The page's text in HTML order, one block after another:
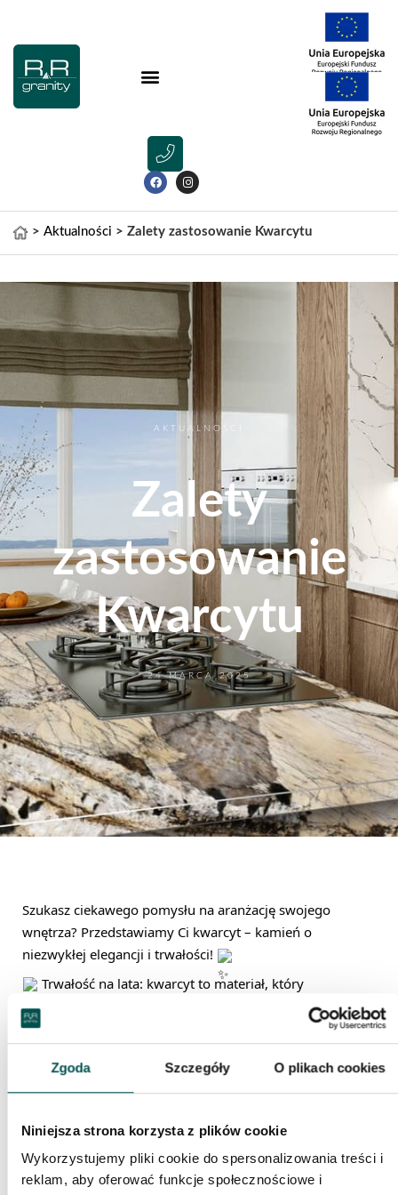
Zgoda Szczegóły O plikach cookies
Niniejsza strona korzysta z plików cookie
Wykorzystujemy pliki cookie do spersonalizowania treści i
reklam, aby oferować funkcje społecznościowe i
> Aktualności > Zalety zastosowanie Kwarcytu
AKTUALNOŚCI
Zalety
zastosowanie
Kwarcytu
24 MARCA 2025
Szukasz ciekawego pomysłu na aranżację swojego
wnętrza? Przedstawiamy Ci kwarcyt – kamień o
niezwykłej elegancji i trwałości!
Trwałość na lata: kwarcyt to materiał, który
przewyższa granit i marmur pod względem
wytrzymałości. Nie musisz się martwić o zarysowania czy
uszkodzenia termiczne. Twój dom będzie piękny przez
długie lata!
różnorodnością kolorów i wzorów, co pozwala idealnie
wnętrze nabierze wyjątkowego charakteru.